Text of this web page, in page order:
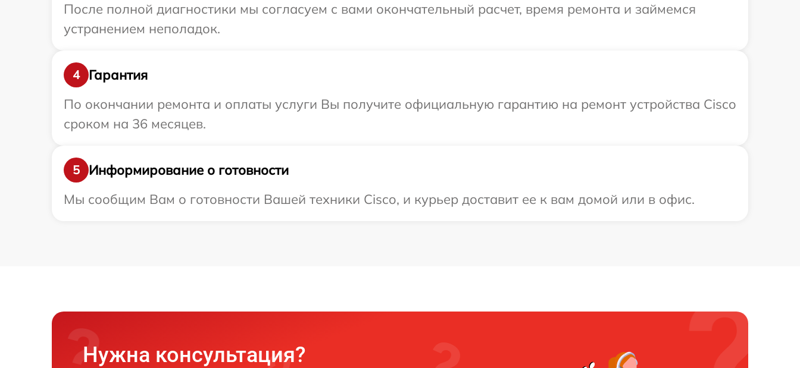
После полной диагностики мы согласуем с вами окончательный расчет, время ремонта и займемся
устранением неполадок.
4
Гарантия
По окончании ремонта и оплаты услуги Вы получите официальную гарантию на ремонт устройства Cisco
сроком на 36 месяцев.
5
Информирование о готовности
Мы сообщим Вам о готовности Вашей техники Cisco, и курьер доставит ее к вам домой или в офис.
Нужна консультация?